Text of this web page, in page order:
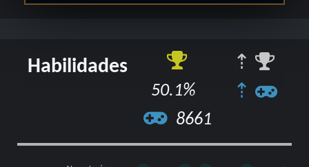
Habilidades
50.1%
8661
⇡
⇡